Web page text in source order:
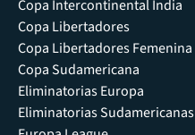
Copa Intercontinental India
Copa Libertadores
Copa Libertadores Femenina
Copa Sudamericana
Eliminatorias Europa
Eliminatorias Sudamericanas